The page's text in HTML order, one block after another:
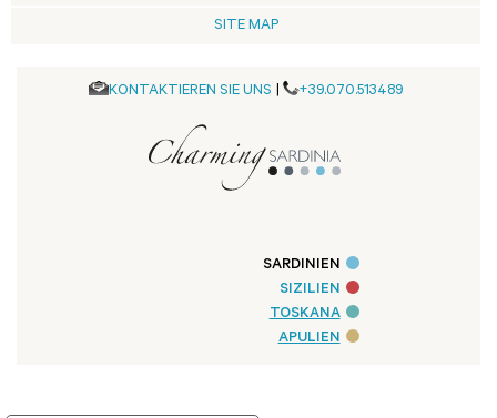
SITE MAP
KONTAKTIEREN SIE UNS +39.070.513489
SARDINIEN
SIZILIEN
TOSKANA
APULIEN